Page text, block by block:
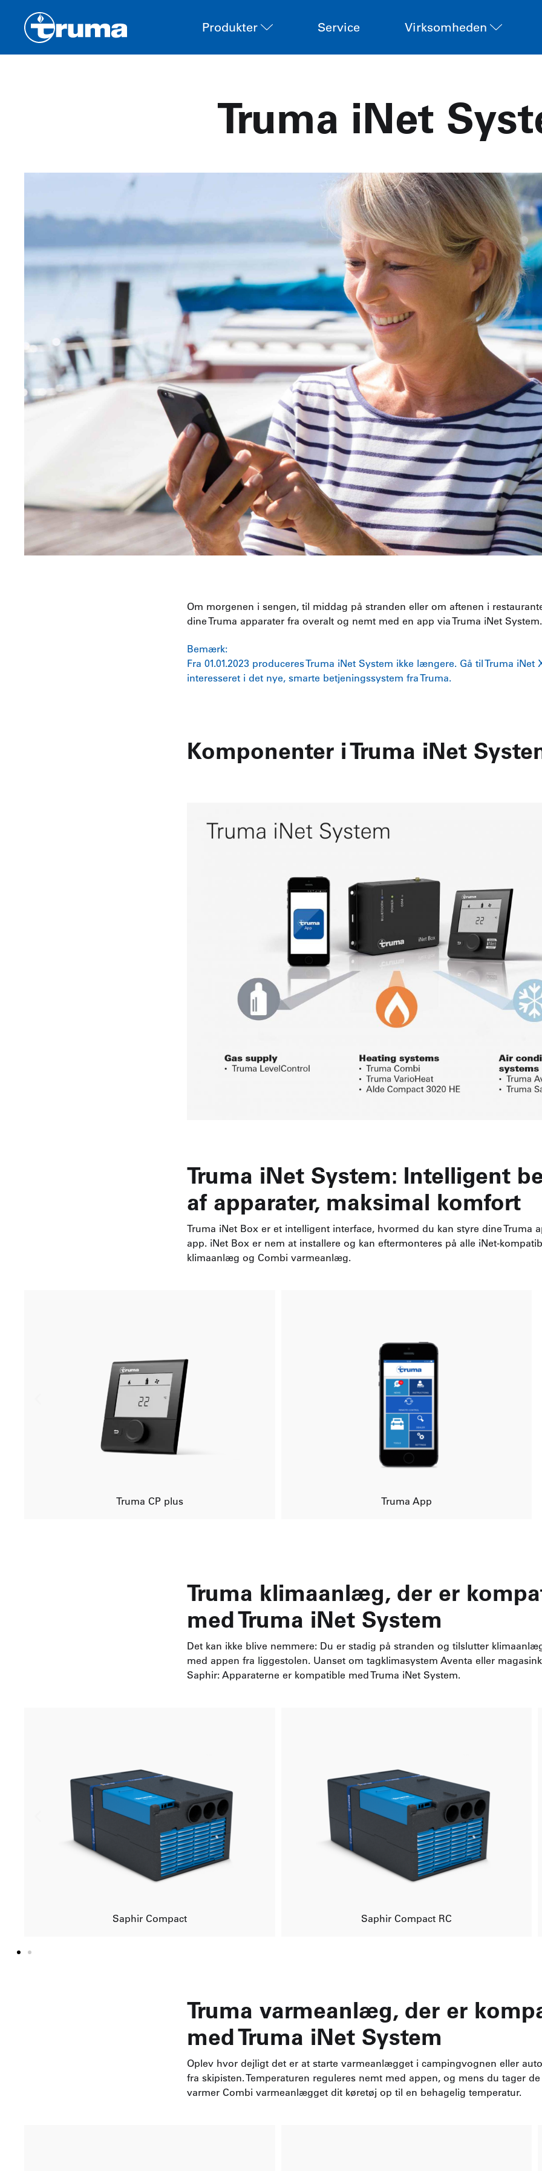
Produkter Service Virksomheden
Truma iNet
Om morgenen i sengen, til middag på stranden eller om aftenen i
dine Truma apparater fra overalt og nemt med en app via Truma iNet System.
Bemærk:
Fra 01.01.2023 produceres Truma iNet System ikke længere. Gå til Truma iNet
interesseret i det nye, smarte betjeningssystem fra Truma.
Komponenter i Truma iNet
Truma iNet System: Intelligent
af apparater, maksimal komfort
Truma iNet Box er et intelligent interface, hvormed du kan styre dine Truma
app. iNet Box er nem at installere og kan eftermonteres på alle iNet-
klimaanlæg og Combi varmeanlæg.
Truma CP plus Truma App
Truma klimaanlæg, der er
med Truma iNet System
Det kan ikke blive nemmere: Du er stadig på stranden og tilslutter
med appen fra liggestolen. Uanset om tagklimasystem Aventa eller
Saphir: Apparaterne er kompatible med Truma iNet System.
Saphir Compact Saphir Compact RC
Truma varmeanlæg, der er
med Truma iNet System
Oplev hvor dejligt det er at starte varmeanlægget i campingvognen eller
fra skipisten. Temperaturen reguleres nemt med appen, og mens du tager
varmer Combi varmeanlægget dit køretøj op til en behagelig temperatur.